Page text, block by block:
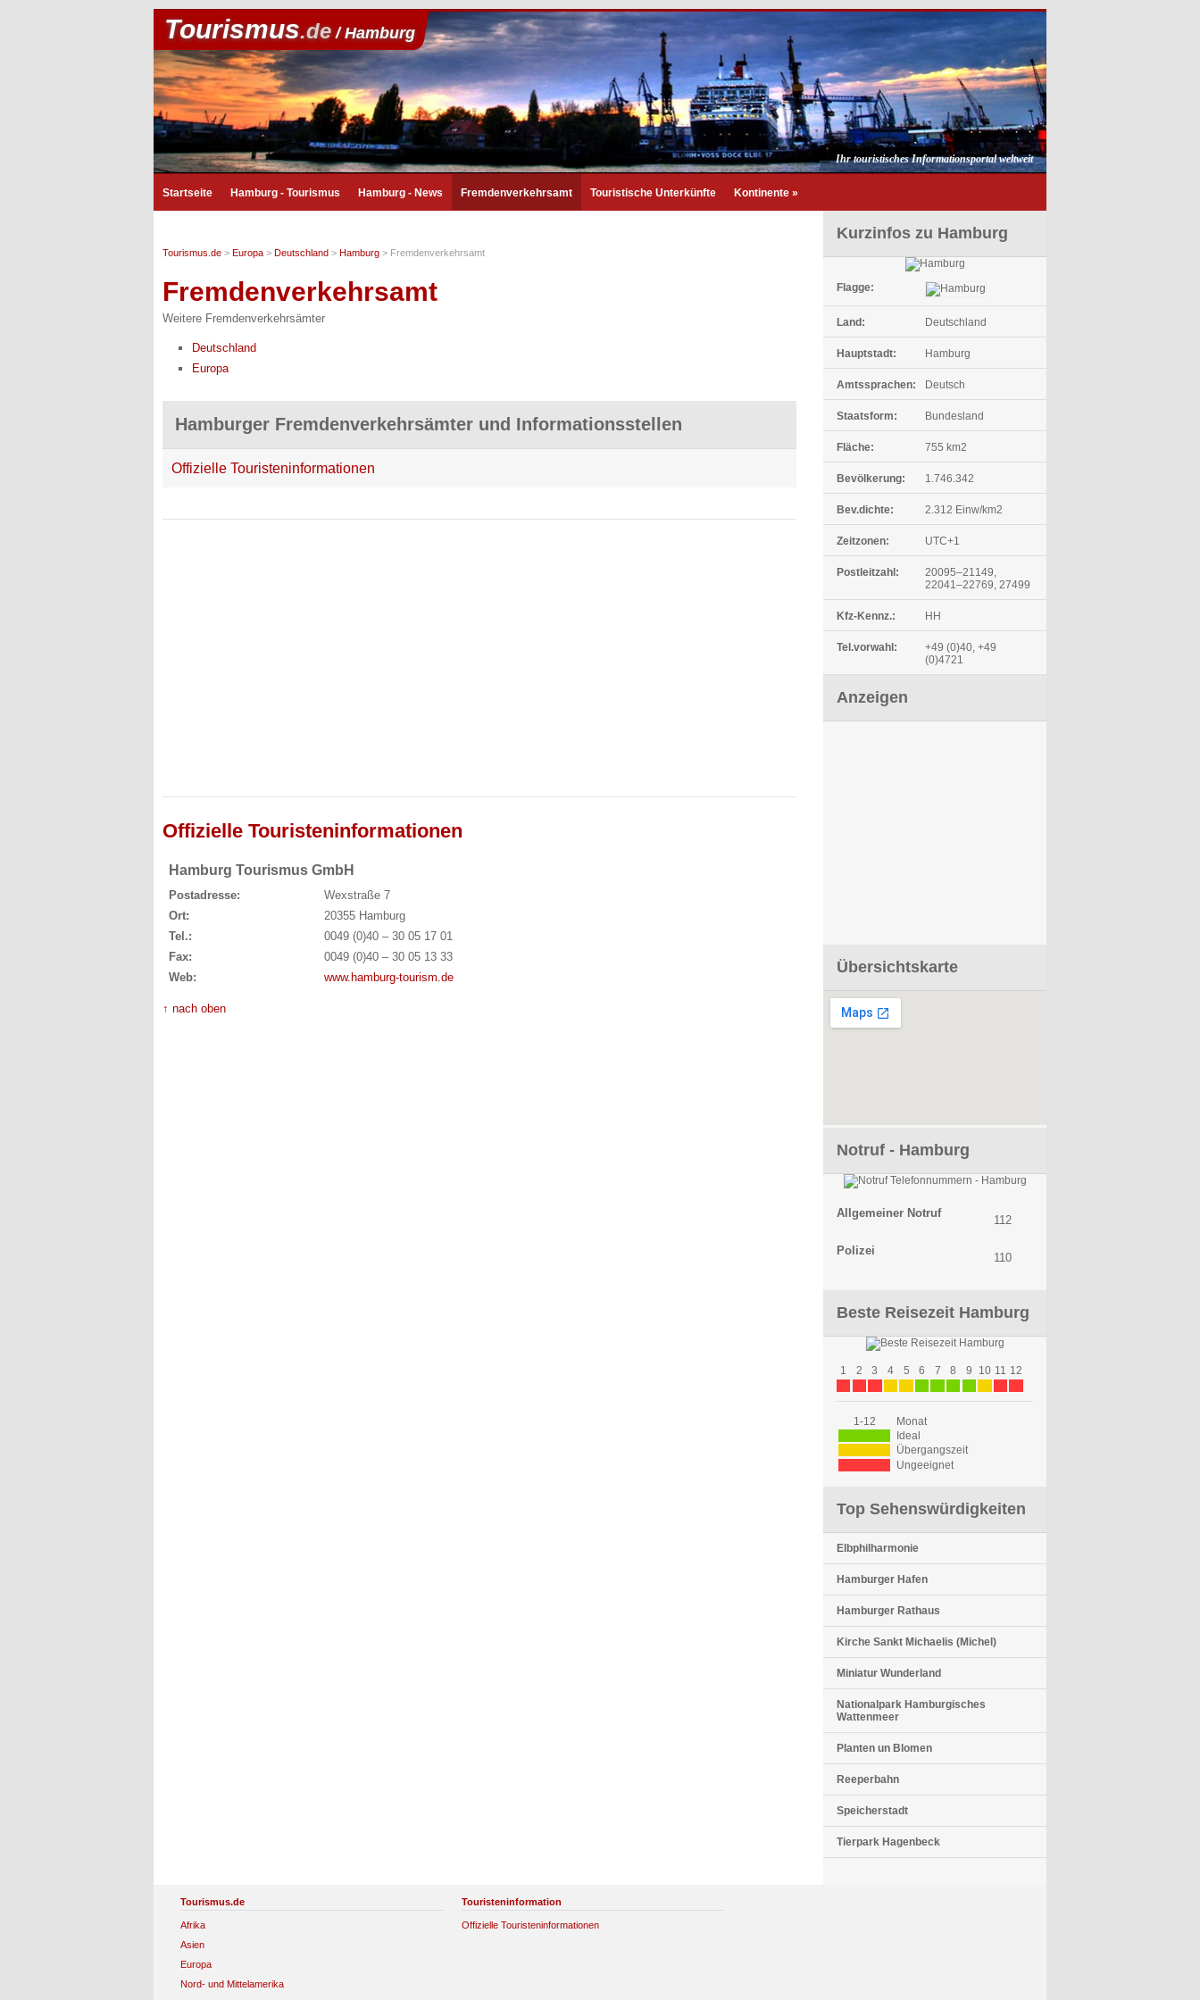
Tourismus.de/ Hamburg
Ihr touristisches Informationsportal weltweit
Startseite Hamburg - Tourismus Hamburg - News Fremdenverkehrsamt Touristische Unterkünfte Kontinente »
Tourismus.de > Europa > Deutschland > Hamburg > Fremdenverkehrsamt
Fremdenverkehrsamt
Weitere Fremdenverkehrsämter
Deutschland
Europa
Hamburger Fremdenverkehrsämter und Informationsstellen
Offizielle Touristeninformationen
Offizielle Touristeninformationen
Hamburg Tourismus GmbH
Postadresse:
Wexstraße 7
Ort:
20355 Hamburg
Tel.:
0049 (0)40 – 30 05 17 01
Fax:
0049 (0)40 – 30 05 13 33
Web:
www.hamburg-tourism.de
↑ nach oben
Kurzinfos zu Hamburg
Flagge:
Land: Deutschland
Hauptstadt: Hamburg
Amtssprachen: Deutsch
Staatsform: Bundesland
Fläche: 755 km2
Bevölkerung: 1.746.342
Bev.dichte: 2.312 Einw/km2
Zeitzonen: UTC+1
Postleitzahl:
20095–21149,
22041–22769, 27499
Kfz-Kennz.: HH
Tel.vorwahl:
+49 (0)40, +49
(0)4721
Anzeigen
Übersichtskarte
Notruf - Hamburg
Allgemeiner Notruf
112
Polizei
110
Beste Reisezeit Hamburg
1 2 3 4 5 6 7 8 9 10 11 12
1-12
Monat
Ideal
Übergangszeit
Ungeeignet
Top Sehenswürdigkeiten
Elbphilharmonie
Hamburger Hafen
Hamburger Rathaus
Kirche Sankt Michaelis (Michel)
Miniatur Wunderland
Nationalpark Hamburgisches
Wattenmeer
Planten un Blomen
Reeperbahn
Speicherstadt
Tierpark Hagenbeck
Tourismus.de
Afrika
Asien
Europa
Nord- und Mittelamerika
Touristeninformation
Offizielle Touristeninformationen